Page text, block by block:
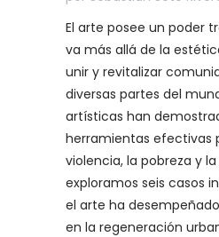
El arte posee un poder
va más allá de la
unir y revitalizar
diversas partes del
artísticas han
herramientas efectivas
violencia, la pobreza y
exploramos seis casos
el arte ha
en la regeneración